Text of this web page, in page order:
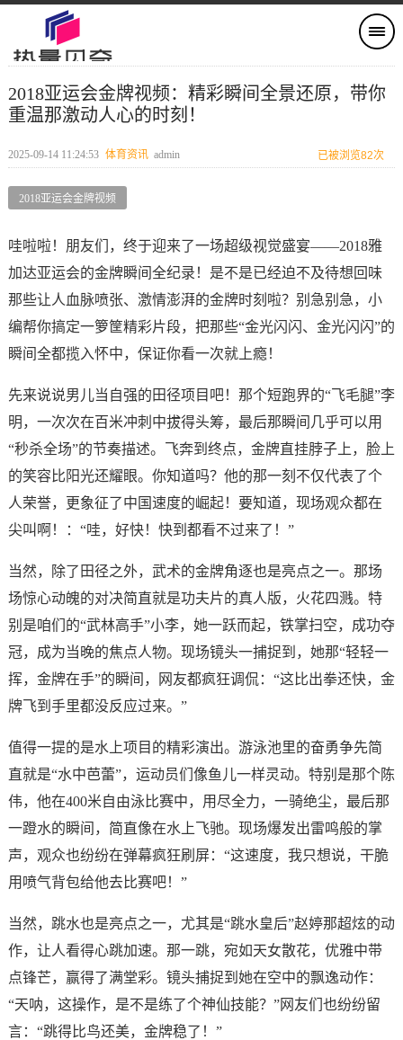
2018亚运会金牌视频：精彩瞬间全景还原，带你
重温那激动人心的时刻！
2025-09-14 11:24:53 体育资讯 admin 已被浏览82次
2018亚运会金牌视频
哇啦啦！朋友们，终于迎来了一场超级视觉盛宴——2018雅
加达亚运会的金牌瞬间全纪录！是不是已经迫不及待想回味
那些让人血脉喷张、激情澎湃的金牌时刻啦？别急别急，小
编帮你搞定一箩筐精彩片段，把那些“金光闪闪、金光闪闪”的
瞬间全都揽入怀中，保证你看一次就上瘾！
先来说说男儿当自强的田径项目吧！那个短跑界的“飞毛腿”李
明，一次次在百米冲刺中拔得头筹，最后那瞬间几乎可以用
“秒杀全场”的节奏描述。飞奔到终点，金牌直挂脖子上，脸上
的笑容比阳光还耀眼。你知道吗？他的那一刻不仅代表了个
人荣誉，更象征了中国速度的崛起！要知道，现场观众都在
尖叫啊！：“哇，好快！快到都看不过来了！”
当然，除了田径之外，武术的金牌角逐也是亮点之一。那场
场惊心动魄的对决简直就是功夫片的真人版，火花四溅。特
别是咱们的“武林高手”小李，她一跃而起，铁掌扫空，成功夺
冠，成为当晚的焦点人物。现场镜头一捕捉到，她那“轻轻一
挥，金牌在手”的瞬间，网友都疯狂调侃：“这比出拳还快，金
牌飞到手里都没反应过来。”
值得一提的是水上项目的精彩演出。游泳池里的奋勇争先简
直就是“水中芭蕾”，运动员们像鱼儿一样灵动。特别是那个陈
伟，他在400米自由泳比赛中，用尽全力，一骑绝尘，最后那
一蹬水的瞬间，简直像在水上飞驰。现场爆发出雷鸣般的掌
声，观众也纷纷在弹幕疯狂刷屏：“这速度，我只想说，干脆
用喷气背包给他去比赛吧！”
当然，跳水也是亮点之一，尤其是“跳水皇后”赵婷那超炫的动
作，让人看得心跳加速。那一跳，宛如天女散花，优雅中带
点锋芒，赢得了满堂彩。镜头捕捉到她在空中的飘逸动作：
“天呐，这操作，是不是练了个神仙技能？”网友们也纷纷留
言：“跳得比鸟还美，金牌稳了！”